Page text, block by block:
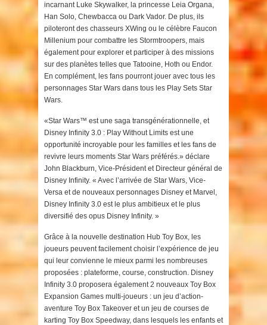
incarnant Luke Skywalker, la princesse Leia Organa,
Han Solo, Chewbacca ou Dark Vador. De plus, ils
piloteront des chasseurs XWing ou le célèbre Faucon
Millenium pour combattre les Stormtroopers, mais
également pour explorer et participer à des missions
sur des planètes telles que Tatooine, Hoth ou Endor.
En complément, les fans pourront jouer avec tous les
personnages Star Wars dans tous les Play Sets Star
Wars.
«Star Wars™ est une saga transgénérationnelle, et
Disney Infinity 3.0 : Play Without Limits est une
opportunité incroyable pour les familles et les fans de
revivre leurs moments Star Wars préférés.» déclare
John Blackburn, Vice-Président et Directeur général de
Disney Infinity. « Avec l’arrivée de Star Wars, Vice-
Versa et de nouveaux personnages Disney et Marvel,
Disney Infinity 3.0 est le plus ambitieux et le plus
diversifié des opus Disney Infinity. »
Grâce à la nouvelle destination Hub Toy Box, les
joueurs peuvent facilement choisir l’expérience de jeu
qui leur convienne le mieux parmi les nombreuses
proposées : plateforme, course, construction. Disney
Infinity 3.0 proposera également 2 nouveaux Toy Box
Expansion Games multi-joueurs : un jeu d’action-
aventure Toy Box Takeover et un jeu de courses de
karting Toy Box Speedway, dans lesquels les enfants et